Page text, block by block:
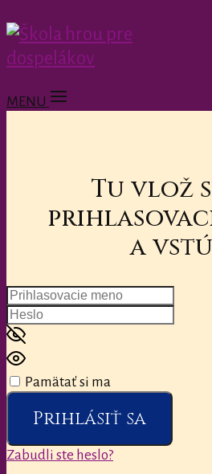
MENU
Tu vlož
a
Pamätať si ma
Prihlásiť sa
Zabudli ste heslo?